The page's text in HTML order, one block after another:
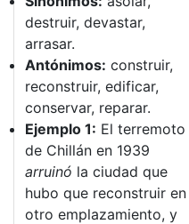
destruir, devastar,
arrasar.
Antónimos: construir,
reconstruir, edificar,
conservar, reparar.
Ejemplo 1: El terremoto
de Chillán en 1939
arruinó la ciudad que
hubo que reconstruir en
otro emplazamiento, y